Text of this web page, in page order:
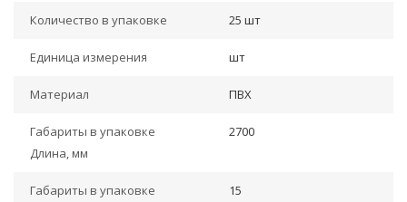
Количество в упаковке 25 шт
Единица измерения шт
Материал ПВХ
Габариты в упаковке
Длина, мм
2700
Габариты в упаковке
15